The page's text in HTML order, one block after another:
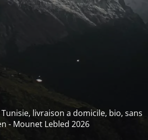
livraison a domicile, bio, sans
- Mounet Lebled 2026